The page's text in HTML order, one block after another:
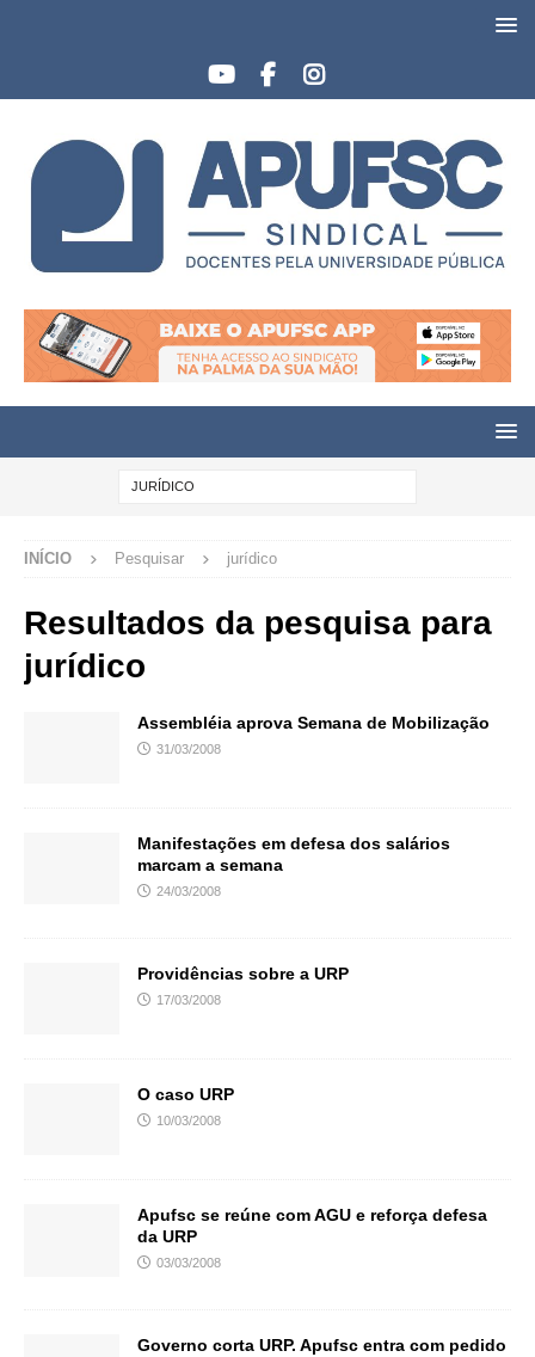
INÍCIO Pesquisar jurídico
Resultados da pesquisa para
jurídico
Assembléia aprova Semana de Mobilização
31/03/2008
Manifestações em defesa dos salários
marcam a semana
24/03/2008
Providências sobre a URP
17/03/2008
O caso URP
10/03/2008
Apufsc se reúne com AGU e reforça defesa
da URP
03/03/2008
Governo corta URP. Apufsc entra com pedido